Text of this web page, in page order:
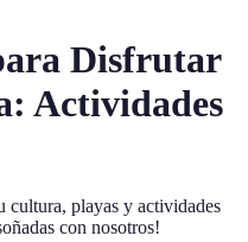
Disfrutar
Actividades
cultura, playas y actividades
con nosotros!